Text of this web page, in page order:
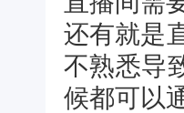
还有就是
不熟悉导
候都可以